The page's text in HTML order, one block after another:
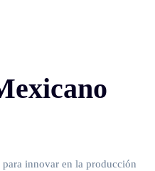
innovar en la producción